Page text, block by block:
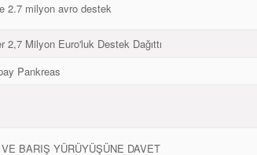
2.7 milyon avro destek
2,7 Milyon Euro'luk Destek Dağıttı
Pankreas
VE BARIŞ YÜRÜYÜŞÜNE DAVET